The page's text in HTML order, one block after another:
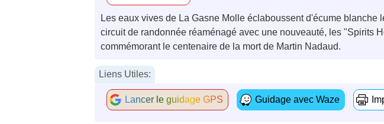
Les eaux vives de La Gasne Molle éclaboussent d'écume
circuit de randonnée réaménagé avec une nouveauté, les "Spirits
commémorant le centenaire de la mort de Martin Nadaud.
Liens Utiles:
Lancer le guidage GPS Guidage avec Waze